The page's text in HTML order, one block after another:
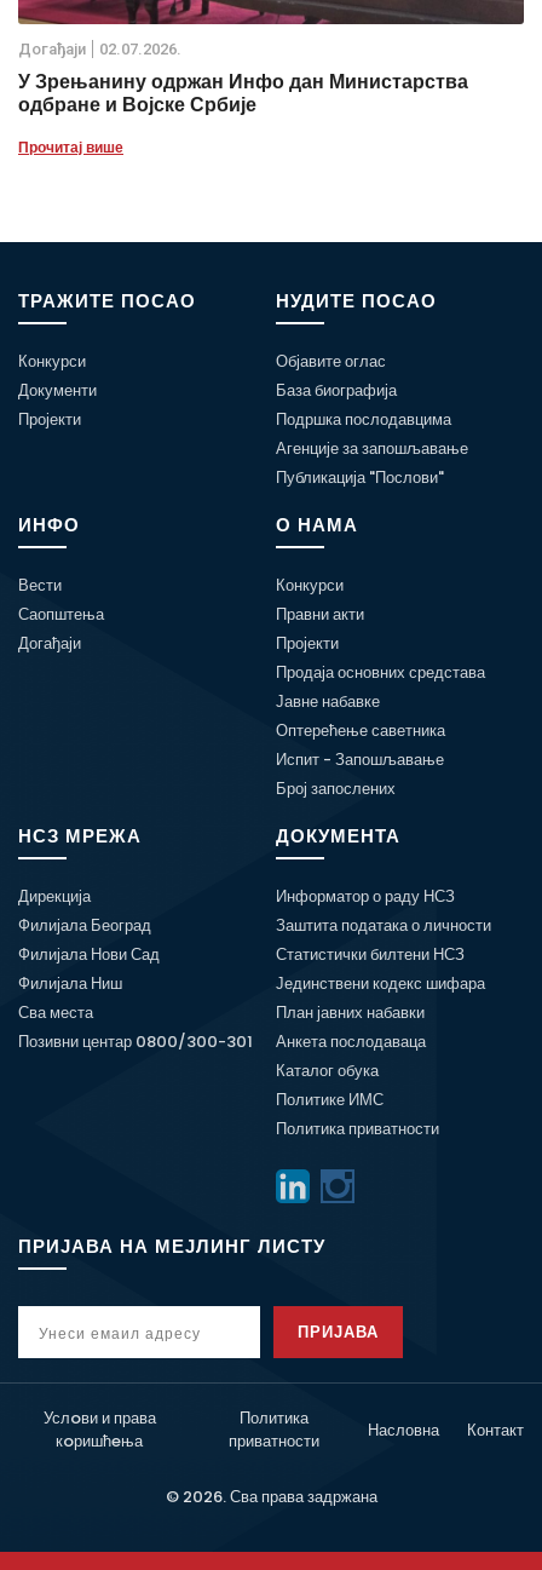
Дoгађаjи 02.07.2026.
У Зрењанину одржан Инфо дан Министарства
одбране и Војске Србије
Прочитај више
ТРАЖИТЕ ПОСАО
Конкурси
Документи
Пројекти
НУДИТЕ ПОСАО
Објавите оглас
База биографија
Подршка послодавцима
Агенције за запошљавање
Публикација "Послови"
ИНФО
Вести
Саопштења
Догађаји
О НАМА
Конкурси
Правни акти
Пројекти
Продаја основних средстава
Јавне набавке
Оптерећење саветника
Испит - Запошљавање
Број запослених
НСЗ МРЕЖА
Дирекција
Филијала Београд
Филијала Нови Сад
Филијала Ниш
Сва места
Позивни центар 0800/300-301
ДОКУМЕНТА
Информатор о раду НСЗ
Заштита података о личности
Статистички билтени НСЗ
Јединствени кодекс шифара
План јавних набавки
Анкета послодаваца
Каталог обука
Политике ИМС
Политика приватности
ПРИЈАВА НА МЕЈЛИНГ ЛИСТУ
ПРИЈАВА
Услoви и права
кoришћeња
Политика
приватности
Насловна Контакт
© 2026. Сва права задржана